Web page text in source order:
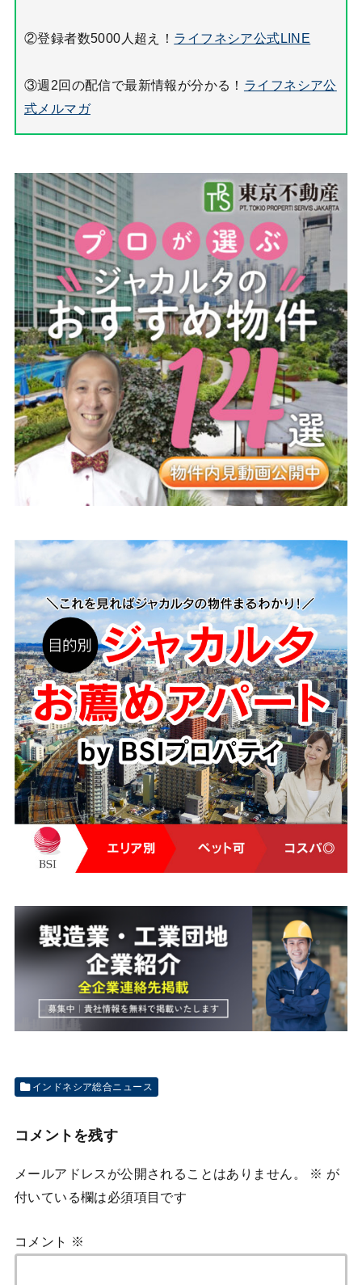
②登録者数5000人超え！ ライフネシア公式LINE
③週2回の配信で最新情報が分かる！ ライフネシア公
式メルマガ
インドネシア総合ニュース
コメントを残す
メールアドレスが公開されることはありません。 ※ が
付いている欄は必須項目です
コメント ※